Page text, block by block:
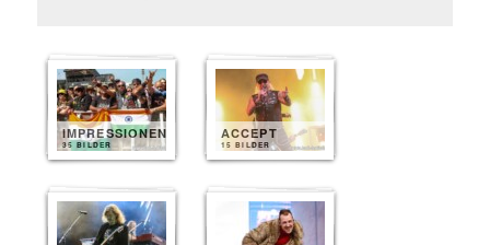
IMPRESSIONEN
35 BILDER
ACCEPT
15 BILDER